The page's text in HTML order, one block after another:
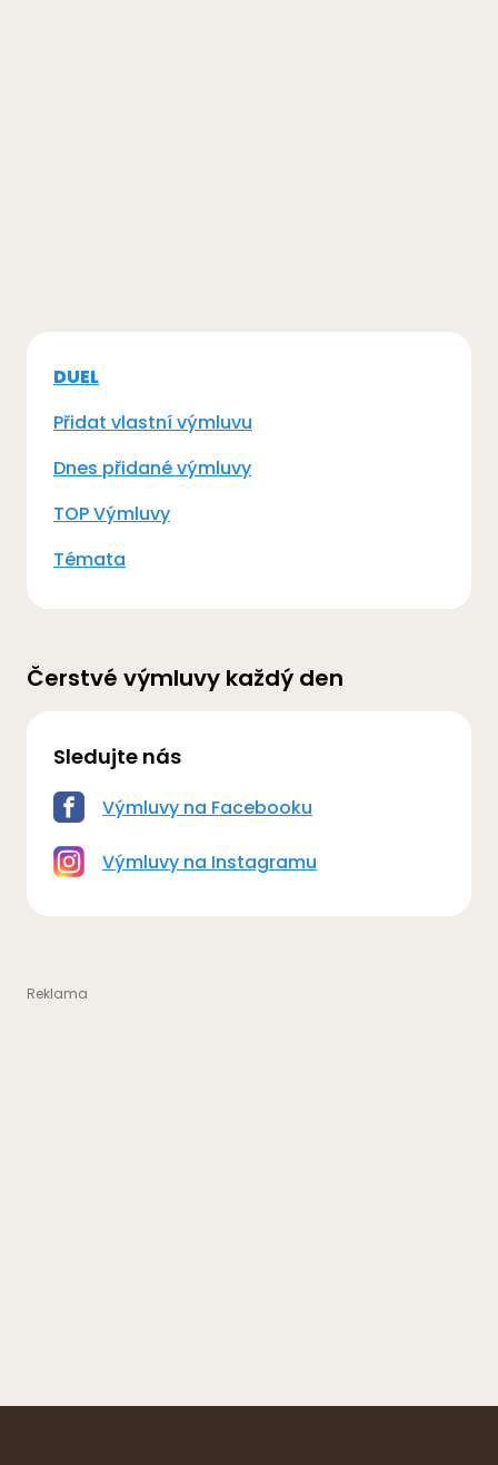
DUEL
Přidat vlastní výmluvu
Dnes přidané výmluvy
TOP Výmluvy
Témata
Čerstvé výmluvy každý den
Sledujte nás
Výmluvy na Facebooku
Výmluvy na Instagramu